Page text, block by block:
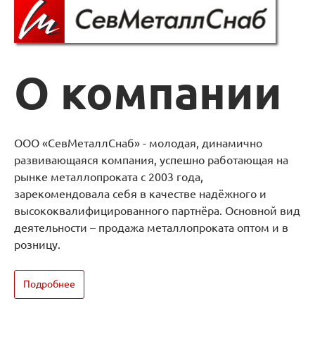
О компании
ООО «СевМеталлСнаб» - молодая, динамично
развивающаяся компания, успешно работающая на
рынке металлопроката с 2003 года,
зарекомендовала себя в качестве надёжного и
высококвалифицированного партнёра. Основной вид
деятельности – продажа металлопроката оптом и в
розницу.
Подробнее